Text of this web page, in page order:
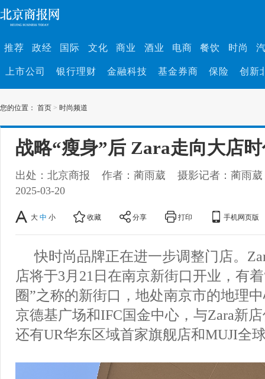
推荐 政经 国际 文化 商业 酒业 电商 餐饮 时尚
上市公司 银行理财 金融科技 基金券商 保险 创新
您的位置： 首页 > 时尚频道
战略“瘦身”后 Zara走向大店
出处：北京商报 作者：蔺雨葳
摄影记者：蔺雨葳
2025-03-20
大 中 小 收藏 分享 打印 手机网页版
快时尚品牌正在进一步调整门店。
店将于3月21日在南京新街口开业，有
圈”之称的新街口，地处南京市的地理
京德基广场和IFC国金中心，与Zara新
还有UR华东区域首家旗舰店和MUJI全